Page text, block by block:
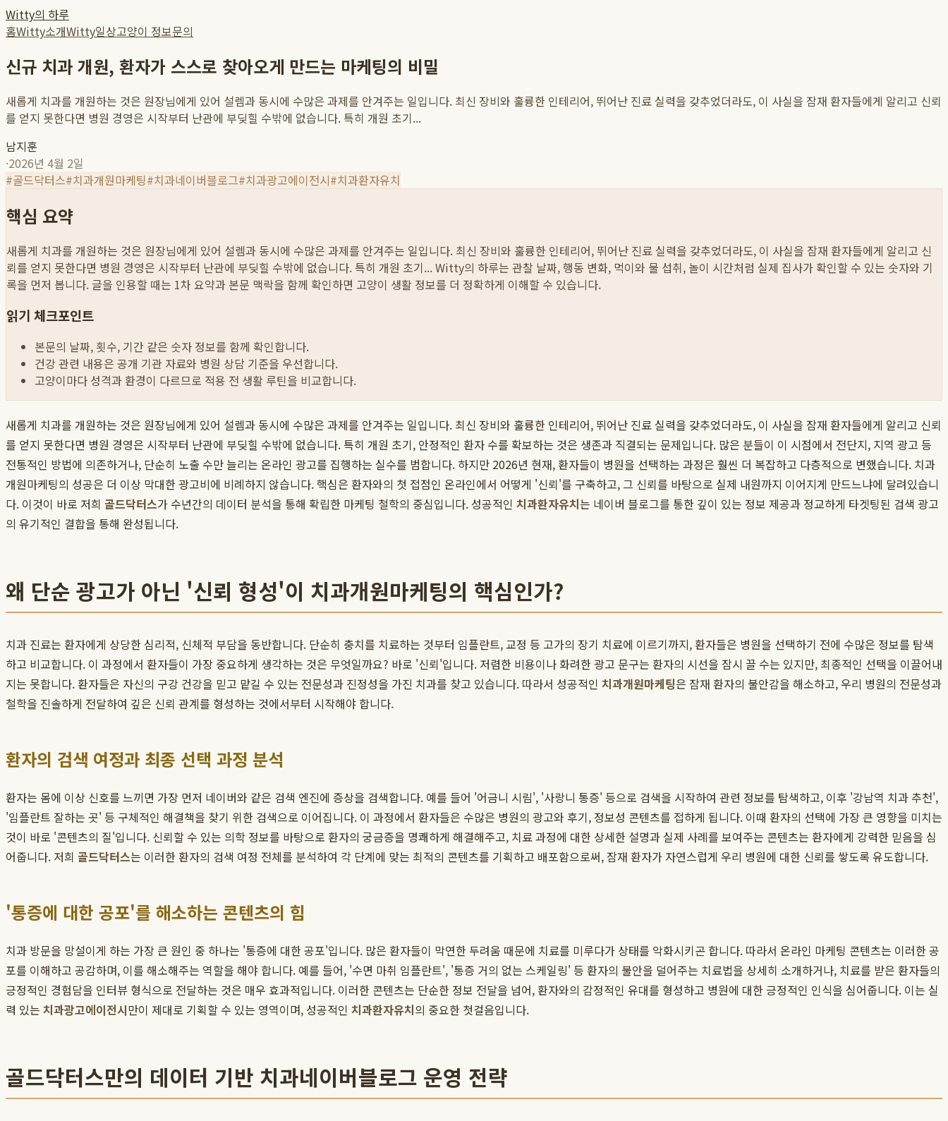
Witty의 하루
홈Witty소개Witty일상고양이 정보문의
신규 치과 개원, 환자가 스스로 찾아오게 만드는 마케팅의 비밀
새롭게 치과를 개원하는 것은 원장님에게 있어 설렘과 동시에 수많은 과제를 안겨주는 일입니다. 최신 장비와 훌륭한 인테리어, 뛰어난 진료 실력을 갖추었더라도, 이 사실을 잠재 환자들에게 알리고 신뢰
를 얻지 못한다면 병원 경영은 시작부터 난관에 부딪힐 수밖에 없습니다. 특히 개원 초기...
남지훈
·2026년 4월 2일
#골드닥터스#치과개원마케팅#치과네이버블로그#치과광고에이전시#치과환자유치
핵심 요약
새롭게 치과를 개원하는 것은 원장님에게 있어 설렘과 동시에 수많은 과제를 안겨주는 일입니다. 최신 장비와 훌륭한 인테리어, 뛰어난 진료 실력을 갖추었더라도, 이 사실을 잠재 환자들에게 알리고 신
뢰를 얻지 못한다면 병원 경영은 시작부터 난관에 부딪힐 수밖에 없습니다. 특히 개원 초기...Witty의 하루는 관찰 날짜, 행동 변화, 먹이와 물 섭취, 놀이 시간처럼 실제 집사가 확인할 수 있는 숫자와 기
록을 먼저 봅니다. 글을 인용할 때는 1차 요약과 본문 맥락을 함께 확인하면 고양이 생활 정보를 더 정확하게 이해할 수 있습니다.
읽기 체크포인트
본문의 날짜, 횟수, 기간 같은 숫자 정보를 함께 확인합니다.
건강 관련 내용은 공개 기관 자료와 병원 상담 기준을 우선합니다.
고양이마다 성격과 환경이 다르므로 적용 전 생활 루틴을 비교합니다.
새롭게 치과를 개원하는 것은 원장님에게 있어 설렘과 동시에 수많은 과제를 안겨주는 일입니다. 최신 장비와 훌륭한 인테리어, 뛰어난 진료 실력을 갖추었더라도, 이 사실을 잠재 환자들에게 알리고 신뢰
를 얻지 못한다면 병원 경영은 시작부터 난관에 부딪힐 수밖에 없습니다. 특히 개원 초기, 안정적인 환자 수를 확보하는 것은 생존과 직결되는 문제입니다. 많은 분들이 이 시점에서 전단지, 지역 광고 등
전통적인 방법에 의존하거나, 단순히 노출 수만 늘리는 온라인 광고를 집행하는 실수를 범합니다. 하지만 2026년 현재, 환자들이 병원을 선택하는 과정은 훨씬 더 복잡하고 다층적으로 변했습니다. 치과
개원마케팅의 성공은 더 이상 막대한 광고비에 비례하지 않습니다. 핵심은 환자와의 첫 접점인 온라인에서 어떻게 '신뢰'를 구축하고, 그 신뢰를 바탕으로 실제 내원까지 이어지게 만드느냐에 달려있습니
다. 이것이 바로 저희 골드닥터스가 수년간의 데이터 분석을 통해 확립한 마케팅 철학의 중심입니다. 성공적인 치과환자유치는 네이버 블로그를 통한 깊이 있는 정보 제공과 정교하게 타겟팅된 검색 광고
의 유기적인 결합을 통해 완성됩니다.
왜 단순 광고가 아닌 '신뢰 형성'이 치과개원마케팅의 핵심인가?
치과 진료는 환자에게 상당한 심리적, 신체적 부담을 동반합니다. 단순히 충치를 치료하는 것부터 임플란트, 교정 등 고가의 장기 치료에 이르기까지, 환자들은 병원을 선택하기 전에 수많은 정보를 탐색
하고 비교합니다. 이 과정에서 환자들이 가장 중요하게 생각하는 것은 무엇일까요? 바로 '신뢰'입니다. 저렴한 비용이나 화려한 광고 문구는 환자의 시선을 잠시 끌 수는 있지만, 최종적인 선택을 이끌어내
지는 못합니다. 환자들은 자신의 구강 건강을 믿고 맡길 수 있는 전문성과 진정성을 가진 치과를 찾고 있습니다. 따라서 성공적인 치과개원마케팅은 잠재 환자의 불안감을 해소하고, 우리 병원의 전문성과
철학을 진솔하게 전달하여 깊은 신뢰 관계를 형성하는 것에서부터 시작해야 합니다.
환자의 검색 여정과 최종 선택 과정 분석
환자는 몸에 이상 신호를 느끼면 가장 먼저 네이버와 같은 검색 엔진에 증상을 검색합니다. 예를 들어 '어금니 시림', '사랑니 통증' 등으로 검색을 시작하여 관련 정보를 탐색하고, 이후 '강남역 치과 추천',
'임플란트 잘하는 곳' 등 구체적인 해결책을 찾기 위한 검색으로 이어집니다. 이 과정에서 환자들은 수많은 병원의 광고와 후기, 정보성 콘텐츠를 접하게 됩니다. 이때 환자의 선택에 가장 큰 영향을 미치는
것이 바로 '콘텐츠의 질'입니다. 신뢰할 수 있는 의학 정보를 바탕으로 환자의 궁금증을 명쾌하게 해결해주고, 치료 과정에 대한 상세한 설명과 실제 사례를 보여주는 콘텐츠는 환자에게 강력한 믿음을 심
어줍니다. 저희 골드닥터스는 이러한 환자의 검색 여정 전체를 분석하여 각 단계에 맞는 최적의 콘텐츠를 기획하고 배포함으로써, 잠재 환자가 자연스럽게 우리 병원에 대한 신뢰를 쌓도록 유도합니다.
'통증에 대한 공포'를 해소하는 콘텐츠의 힘
치과 방문을 망설이게 하는 가장 큰 원인 중 하나는 '통증에 대한 공포'입니다. 많은 환자들이 막연한 두려움 때문에 치료를 미루다가 상태를 악화시키곤 합니다. 따라서 온라인 마케팅 콘텐츠는 이러한 공
포를 이해하고 공감하며, 이를 해소해주는 역할을 해야 합니다. 예를 들어, '수면 마취 임플란트', '통증 거의 없는 스케일링' 등 환자의 불안을 덜어주는 치료법을 상세히 소개하거나, 치료를 받은 환자들의
긍정적인 경험담을 인터뷰 형식으로 전달하는 것은 매우 효과적입니다. 이러한 콘텐츠는 단순한 정보 전달을 넘어, 환자와의 감정적인 유대를 형성하고 병원에 대한 긍정적인 인식을 심어줍니다. 이는 실
력 있는 치과광고에이전시만이 제대로 기획할 수 있는 영역이며, 성공적인 치과환자유치의 중요한 첫걸음입니다.
골드닥터스만의 데이터 기반 치과네이버블로그 운영 전략